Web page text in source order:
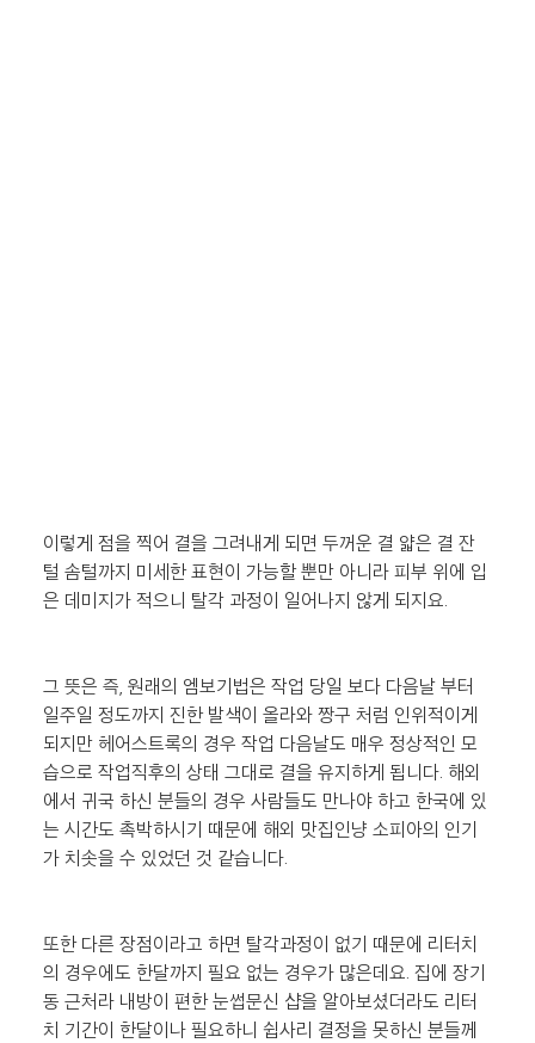
이렇게 점을 찍어 결을 그려내게 되면 두꺼운 결 얇은 결 잔
털 솜털까지 미세한 표현이 가능할 뿐만 아니라 피부 위에 입
은 데미지가 적으니 탈각 과정이 일어나지 않게 되지요.
그 뜻은 즉, 원래의 엠보기법은 작업 당일 보다 다음날 부터
일주일 정도까지 진한 발색이 올라와 짱구 처럼 인위적이게
되지만 헤어스트록의 경우 작업 다음날도 매우 정상적인 모
습으로 작업직후의 상태 그대로 결을 유지하게 됩니다. 해외
에서 귀국 하신 분들의 경우 사람들도 만나야 하고 한국에 있
는 시간도 촉박하시기 때문에 해외 맛집인냥 소피아의 인기
가 치솟을 수 있었던 것 같습니다.
또한 다른 장점이라고 하면 탈각과정이 없기 때문에 리터치
의 경우에도 한달까지 필요 없는 경우가 많은데요. 집에 장기
동 근처라 내방이 편한 눈썹문신 샵을 알아보셨더라도 리터
치 기간이 한달이나 필요하니 쉽사리 결정을 못하신 분들께